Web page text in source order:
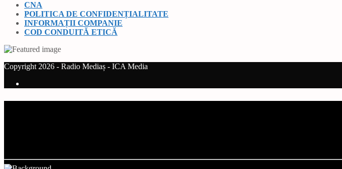
CNA
POLITICA DE CONFIDENȚIALITATE
INFORMAȚII COMPANIE
COD CONDUITĂ ETICĂ
Copyright 2026 - Radio Mediaș - ICA Media